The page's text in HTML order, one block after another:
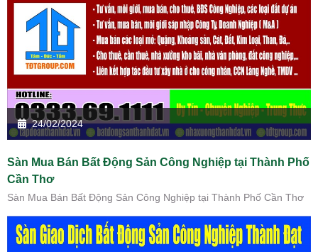
24/02/2024
Sàn Mua Bán Bất Động Sản Công Nghiệp tại Thành Phố
Cần Thơ
Sàn Mua Bán Bất Động Sản Công Nghiệp tại Thành Phố Cần Thơ